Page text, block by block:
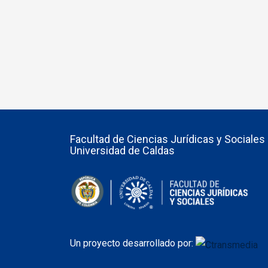
Facultad de Ciencias Jurídicas y Sociales
Universidad de Caldas
Un proyecto desarrollado por: